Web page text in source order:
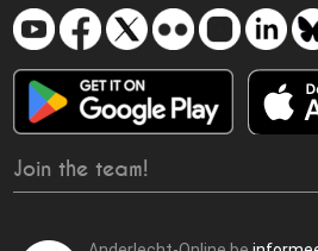
Join the team!